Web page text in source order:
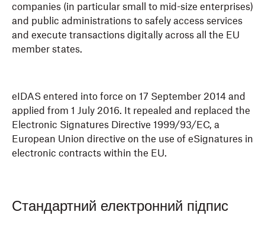
companies (in particular small to mid-size enterprises)
and public administrations to safely access services
and execute transactions digitally across all the EU
member states.
eIDAS entered into force on 17 September 2014 and
applied from 1 July 2016. It repealed and replaced the
Electronic Signatures Directive 1999/93/EC, a
European Union directive on the use of eSignatures in
electronic contracts within the EU.
Стандартний електронний підпис